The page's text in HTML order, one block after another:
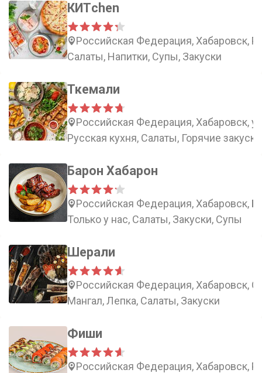
КИТchen
Российская Федерация, Хабаровск,
Салаты, Напитки, Супы, Закуски
Ткемали
Российская Федерация, Хабаровск,
Русская кухня, Салаты, Горячие
Барон Хабарон
Российская Федерация, Хабаровск,
Только у нас, Салаты, Закуски, Супы
Шерали
Российская Федерация, Хабаровск,
Мангал, Лепка, Салаты, Закуски
Фиши
Российская Федерация, Хабаровск,